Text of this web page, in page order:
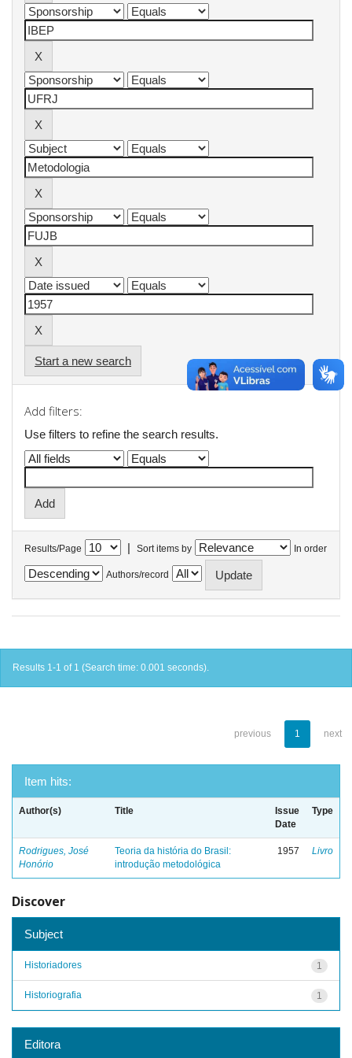
Start a new search
Add filters:
Use filters to refine the search results.
Results/Page | Sort items by In order
Authors/record
Results 1-1 of 1 (Search time: 0.001 seconds).
previous 1 next
Item hits:
Author(s) Title
Issue
Date
Type
Rodrigues, José
Honório
Teoria da história do Brasil:
introdução metodológica
1957 Livro
Discover
Subject
1
Historiadores
1
Historiografia
Editora